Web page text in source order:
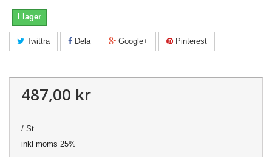
I lager
Twittra Dela Google+ Pinterest
487,00 kr
/ St
inkl moms 25%